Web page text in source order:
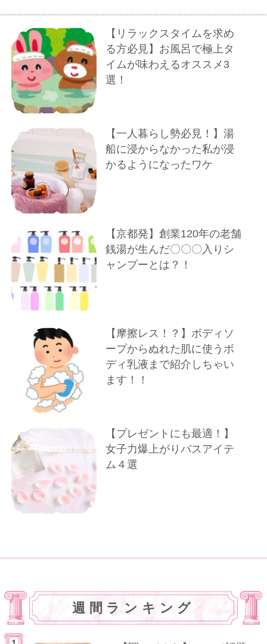
【リラックスタイムを求め
る方必見】お風呂で極上タ
イムが味わえるオススメ3
選！
【一人暮らし勢必見！】湯
船に浸からなかった私が浸
かるようになったワケ
【京都発】創業120年の老舗
銭湯が生んだ〇〇〇入りシ
ャンプーとは？！
【摩擦レス！？】ボディソ
ープからぬれた肌に使うボ
ディ乳液まで紹介しちゃい
ます！！
【プレゼントにも最適！】
女子力爆上がりバスアイテ
ム４選
週間ランキング